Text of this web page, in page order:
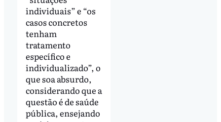
individuais” e “os
casos concretos
tenham
tratamento
específico e
individualizado”, o
que soa absurdo,
considerando que a
questão é de saúde
pública, ensejando